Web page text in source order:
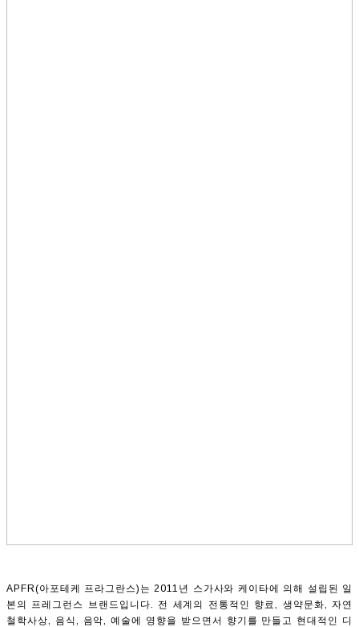
APFR(아포테케 프라그란스)는 2011년 스가사와 케이타에 의해 설립된 일
본의 프레그런스 브랜드입니다. 전 세계의 전통적인 향료, 생약문화, 자연
철학사상, 음식, 음악, 예술에 영향을 받으면서 향기를 만들고 현대적인 디